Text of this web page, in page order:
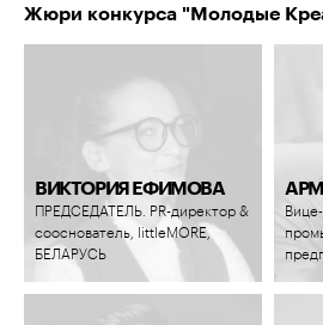
Жюри конкурса "Молодые
ВИКТОРИЯ ЕФИМОВА
ПРЕДСЕДАТЕЛЬ. PR-директор &
сооснователь, littleMORE,
БЕЛАРУСЬ